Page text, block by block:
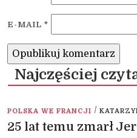
E-MAIL *
Najczęściej
POLSKA WE FRANCJI /
25 lat temu zmarł